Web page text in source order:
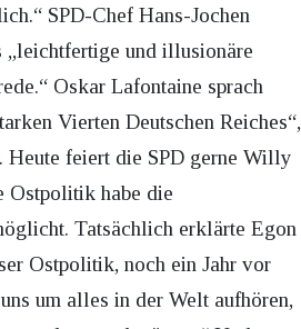
SPD-Chef Hans-Jochen
„leichtfertige und illusionäre
Oskar Lafontaine sprach
Vierten Deutschen Reiches“,
Heute feiert die SPD gerne Willy
Ostpolitik habe die
Tatsächlich erklärte Egon
Ostpolitik, noch ein Jahr vor
um alles in der Welt aufhören,